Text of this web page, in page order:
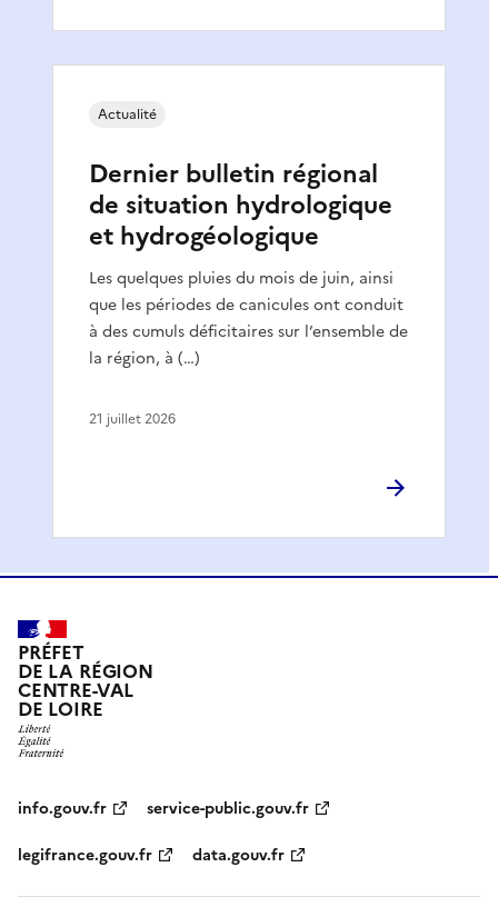
Dernier bulletin régional
de situation hydrologique
et hydrogéologique
Les quelques pluies du mois de juin, ainsi
que les périodes de canicules ont conduit
à des cumuls déficitaires sur l’ensemble de
la région, à (…)
Actualité
21 juillet 2026
PRÉFET
DE LA RÉGION
CENTRE-VAL
DE LOIRE
info.gouv.fr
service-public.gouv.fr
legifrance.gouv.fr
data.gouv.fr